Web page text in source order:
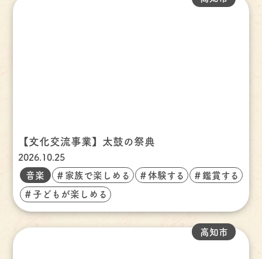
【文化交流事業】太鼓の祭典
2026.10.25
音楽 ＃家族で楽しめる ＃体験する ＃鑑賞する
＃子どもが楽しめる
高知市